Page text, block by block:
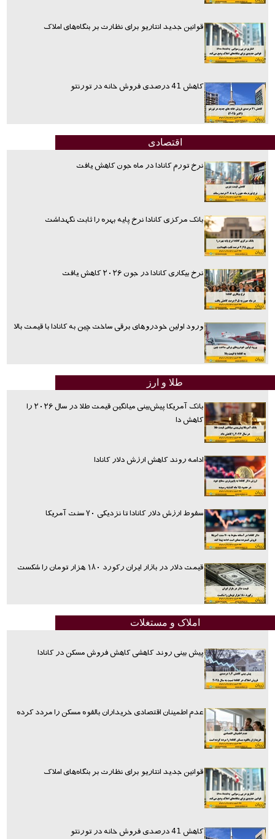
قوانین جدید انتاریو برای نظارت بر بنگاه‌های املاک
کاهش 41 درصدی فروش خانه در تورنتو
اقتصادی
نرخ تورم کانادا در ماه جون کاهش یافت
بانک مرکزی کانادا نرخ پایه بهره را ثابت نگهداشت
نرخ بیکاری کانادا در جون ۲۰۲۶ کاهش یافت
ورود اولین خودروهای برقی ساخت چین به کانادا با قیمت بالا
طلا و ارز
بانک آمریکا پیش‌بینی میانگین قیمت طلا در سال ۲۰۲۶ را
کاهش دا
ادامه روند کاهش ارزش دلار کانادا
سقوط ارزش دلار کانادا تا نزدیکی ۷۰ سنت آمریکا
قیمت دلار در بازار ایران رکورد ۱۸۰ هزار تومان را شکست
املاک و مستغلات
پیش بینی روند کاهشی کاهش فروش مسکن در کانادا
عدم اطمینان اقتصادی خریداران بالقوه مسکن را مردد کرده
قوانین جدید انتاریو برای نظارت بر بنگاه‌های املاک
کاهش 41 درصدی فروش خانه در تورنتو